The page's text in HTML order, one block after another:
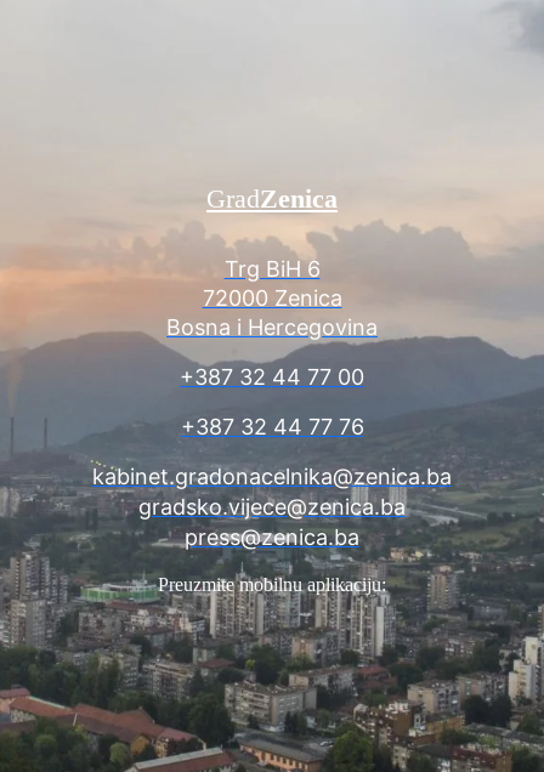
Trg BiH 6
72000 Zenica
Bosna i Hercegovina
+387 32 44 77 00
+387 32 44 77 76
kabinet.gradonacelnika@zenica.ba
gradsko.vijece@zenica.ba
press@zenica.ba
GradZenica
Preuzmite mobilnu aplikaciju: